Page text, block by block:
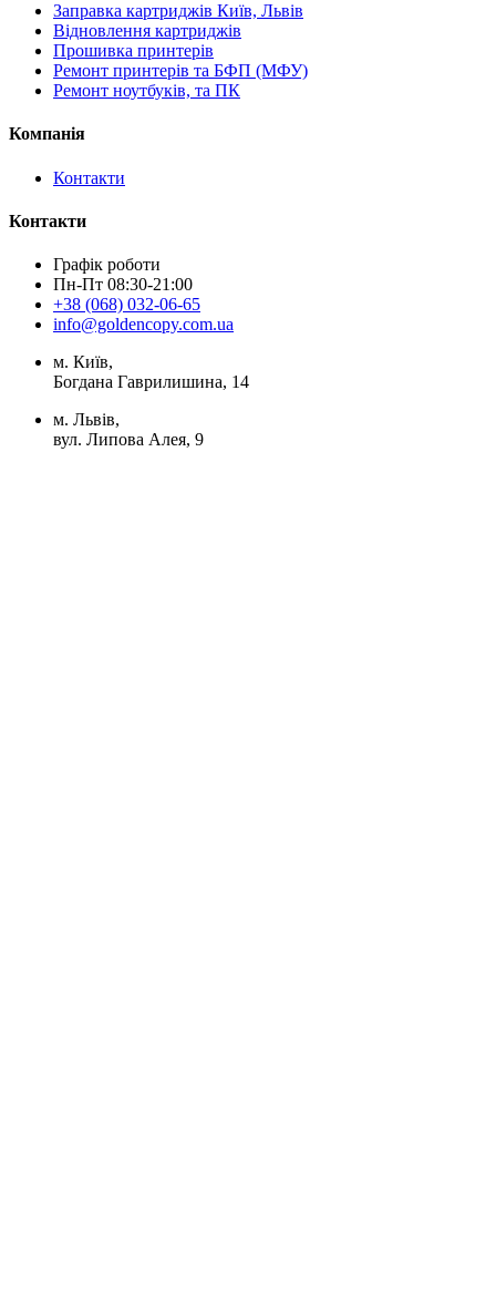
Заправка картриджів Київ, Львів
Відновлення картриджів
Прошивка принтерів
Ремонт принтерів та БФП (МФУ)
Ремонт ноутбуків, та ПК
Компанія
Контакти
Контакти
Графік роботи
Пн-Пт 08:30-21:00
+38 (068) 032-06-65
info@goldencopy.com.ua
м. Київ,
Богдана Гаврилишина, 14
м. Львів,
вул. Липова Алея, 9